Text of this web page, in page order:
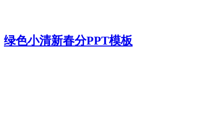
绿色小清新春分PPT模板